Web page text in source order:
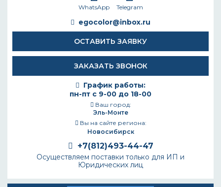
WhatsApp Telegram
egocolor@inbox.ru
ОСТАВИТЬ ЗАЯВКУ
ЗАКАЗАТЬ ЗВОНОК
График работы:
пн-пт с 9-00 до 18-00
Ваш город:
Эль-Монте
Вы на сайте региона:
Новосибирск
+7(812)493-44-47
Осуществляем поставки только для ИП и
Юридических лиц